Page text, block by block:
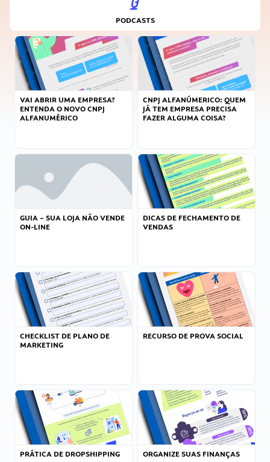
PODCASTS
VAI ABRIR UMA EMPRESA?
ENTENDA O NOVO CNPJ
ALFANUMÉRICO
CNPJ ALFANÚMERICO: QUEM
JÁ TEM EMPRESA PRECISA
FAZER ALGUMA COISA?
GUIA – SUA LOJA NÃO VENDE
ON-LINE
DICAS DE FECHAMENTO DE
VENDAS
CHECKLIST DE PLANO DE
MARKETING
RECURSO DE PROVA SOCIAL
PRÁTICA DE DROPSHIPPING ORGANIZE SUAS FINANÇAS